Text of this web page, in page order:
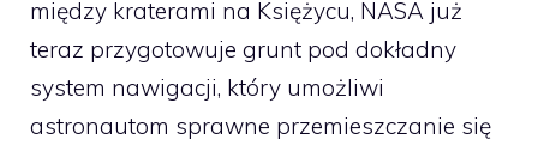
między kraterami na Księżycu, NASA już
teraz przygotowuje grunt pod dokładny
system nawigacji, który umożliwi
astronautom sprawne przemieszczanie się